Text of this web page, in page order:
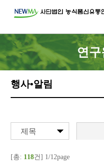
연
행사•알림
제목
[총: 118건] 1/12page